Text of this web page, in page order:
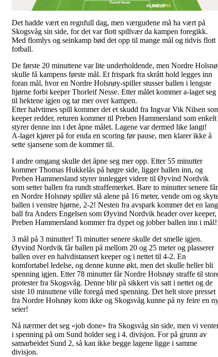
Det hadde vært en regnfull dag, men værgudene må ha vært på
Skogsvåg sin side, for det var flott spillvær da kampen foregikk.
Med flomlys og seinkamp bød det opp til mange mål og tidvis flott
fotball.
De første 20 minuttene var lite underholdende, men Nordre
skulle få kampens første mål. Et frispark fra skrått hold legges inn
foran mål, hvor en Nordre Holsnøy-spiller stusser ballen i lengste
hjørne forbi keeper Thorleif Nesse. Etter målet kommer a-laget seg
til hektene igjen og tar mer over kampen.
Etter halvtimes spill kommer det et skudd fra Ingvar Vik Nilsen
keeper redder, returen kommer til Preben Hammersland som enkelt
styrer denne inn i det åpne målet. Lagene var dermed like langt!
A-laget kjører på for enda en scoring før pause, men klarer ikke å
sette sjansene som de kommer til.
I andre omgang skulle det åpne seg mer opp. Etter 55 minutter
kommer Thomas Hukkelås på høgre side, ligger ballen inn, og
Preben Hammersland styrer innlegget videre til Øyvind Nordvik
som setter ballen fra rundt straffemerket. Bare to minutter senere får
en Nordre Holsnøy spiller stå alene på 16 meter, vende om og
ballen i venstre hjørne, 2-2! Nesten fra avspark kommer det en lang
ball fra Anders Engelsen som Øyvind Nordvik header over keeper,
Preben Hammersland kommer fra dypet og jobber ballen inn i mål!
3 mål på 3 minutter! Ti minutter senere skulle det smelle igjen.
Øyvind Nordvik får ballen på mellom 20 og 25 meter og plasserer
ballen over en halvdistansert keeper og i nettet til 4-2. En
komfortabel ledelse, og denne kunne økt, men det skulle heller bli
spenning igjen. Etter 78 minutter får Nordre Holsnøy straffe til
protester fra Skogsvåg. Denne blir på sikkert vis satt i nettet og de
siste 10 minuttene ville foregå med spenning. Det helt store presset
fra Nordre Holsnøy kom ikke og Skogsvåg kunne på ny feire en
seier!
Nå nærmer det seg «job done» fra Skogsvåg sin side, men vi
i spenning på om Sund holder seg i 4. divisjon. For på grunn av
samarbeidet Sund 2, så kan ikke begge lagene ligge i samme
divisjon.